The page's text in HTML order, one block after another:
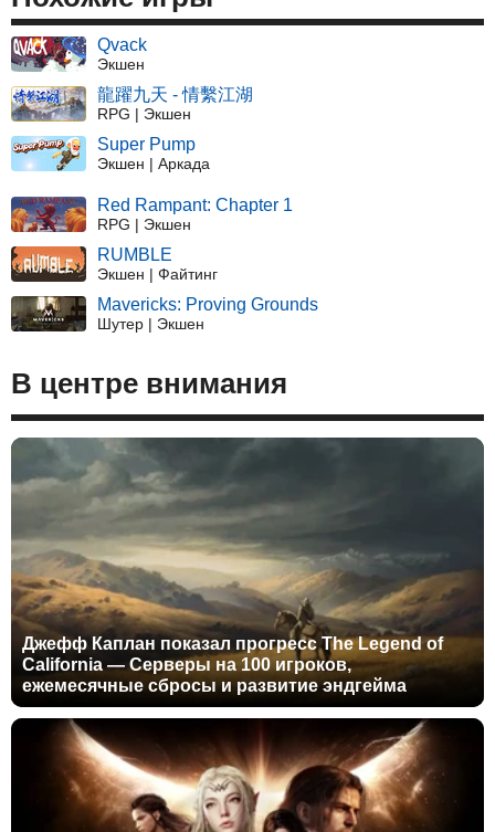
Qvack
Экшен
龍躍九天 - 情繫江湖
RPG | Экшен
Super Pump
Экшен | Аркада
Red Rampant: Chapter 1
RPG | Экшен
RUMBLE
Экшен | Файтинг
Mavericks: Proving Grounds
Шутер | Экшен
В центре внимания
Джефф Каплан показал прогресс The Legend of
California — Серверы на 100 игроков,
ежемесячные сбросы и развитие эндгейма